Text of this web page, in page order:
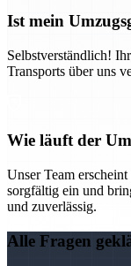
Ist mein
Selbstverständlich!
Transports über uns
Wie läuft der
Unser Team
sorgfältig ein und
und zuverlässig.
Alle Fragen